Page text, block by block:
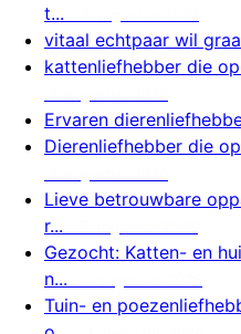
t...
vitaal echtpaar wil
kattenliefhebber die
Ervaren
Dierenliefhebber die
Lieve betrouwbare
r...
Gezocht: Katten- en
n...
Tuin- en